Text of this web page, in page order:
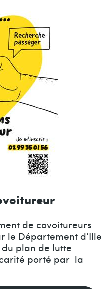
de covoitureurs
le Département d’Ille
plan de lutte
porté par la